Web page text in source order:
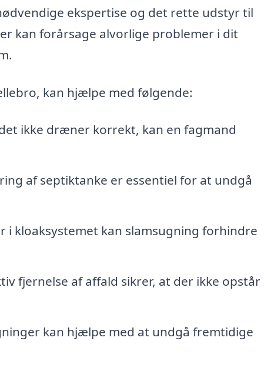
ekspertise og det rette udstyr til
kan forårsage alvorlige problemer i dit
kan hjælpe med følgende:
ikke dræner korrekt, kan en fagmand
af septiktanke er essentiel for at undgå
i kloaksystemet kan slamsugning forhindre
fjernelse af affald sikrer, at der ikke opstår
kan hjælpe med at undgå fremtidige